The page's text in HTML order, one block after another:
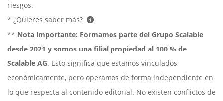
riesgos.
* ¿Quieres saber más?
** Nota importante: Formamos parte del Grupo Scalable
desde 2021 y somos una filial propiedad al 100 % de
Scalable AG. Esto significa que estamos vinculados
económicamente, pero operamos de forma independiente en
lo que respecta al contenido editorial. No existen conflictos de